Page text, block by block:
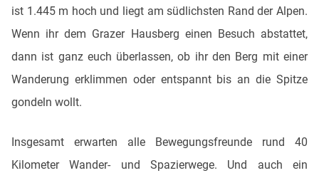
ist 1.445 m hoch und liegt am südlichsten Rand der Alpen.
Wenn ihr dem Grazer Hausberg einen Besuch abstattet,
dann ist ganz euch überlassen, ob ihr den Berg mit einer
Wanderung erklimmen oder entspannt bis an die Spitze
gondeln wollt.
Insgesamt erwarten alle Bewegungsfreunde rund 40
Kilometer Wander- und Spazierwege. Und auch ein